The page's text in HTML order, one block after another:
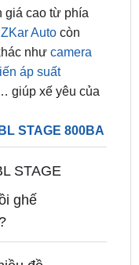
nhưcamera
áp suất
giúp xế yêu của
STAGE 800BA
STAGE
ghế
đồ